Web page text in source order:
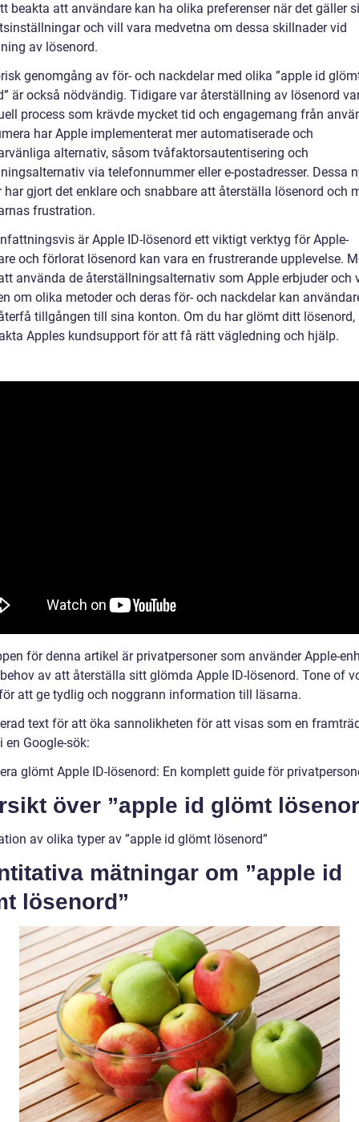
beakta att användare kan ha olika preferenser när det gäller
och vill vara medvetna om dessa skillnader vid
av lösenord.
genomgång av för- och nackdelar med olika ”apple id
är också nödvändig. Tidigare var återställning av lösenord
process som krävde mycket tid och engagemang från
har Apple implementerat mer automatiserade och
alternativ, såsom tvåfaktorsautentisering och
via telefonnummer eller e-postadresser. Dessa
har gjort det enklare och snabbare att återställa lösenord och
frustration.
är Apple ID-lösenord ett viktigt verktyg för Apple-
och förlorat lösenord kan vara en frustrerande upplevelse.
använda de återställningsalternativ som Apple erbjuder och
om olika metoder och deras för- och nackdelar kan
tillgången till sina konton. Om du har glömt ditt lösenord,
Apples kundsupport för att få rätt vägledning och hjälp.
för denna artikel är privatpersoner som använder Apple-
av att återställa sitt glömda Apple ID-lösenord. Tone of
att ge tydlig och noggrann information till läsarna.
text för att öka sannolikheten för att visas som en
en Google-sök:
glömt Apple ID-lösenord: En komplett guide för
över ”apple id glömt
av olika typer av ”apple id glömt lösenord”
mätningar om ”apple id
lösenord”